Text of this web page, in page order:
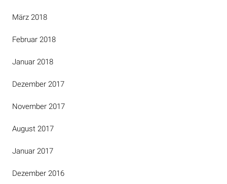
März 2018
Februar 2018
Januar 2018
Dezember 2017
November 2017
August 2017
Januar 2017
Dezember 2016